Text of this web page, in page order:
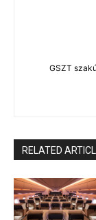
GSZT
RELATED